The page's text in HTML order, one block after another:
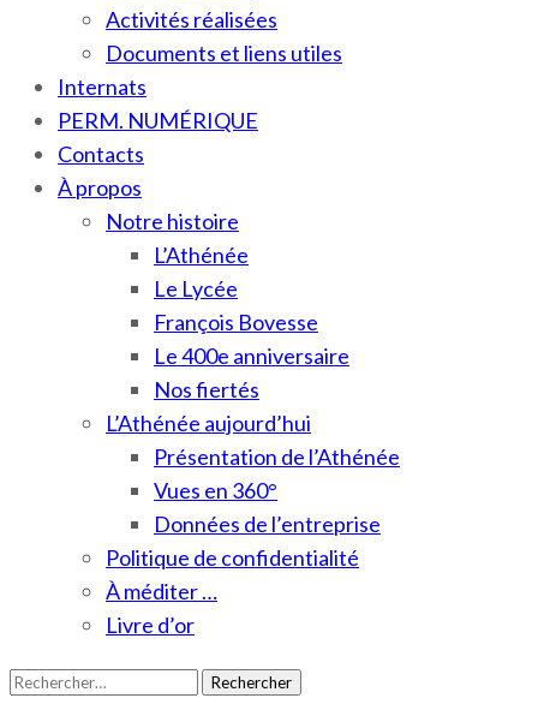
Activités réalisées
Documents et liens utiles
Internats
PERM. NUMÉRIQUE
Contacts
À propos
Notre histoire
L’Athénée
Le Lycée
François Bovesse
Le 400e anniversaire
Nos fiertés
L’Athénée aujourd’hui
Présentation de l’Athénée
Vues en 360°
Données de l’entreprise
Politique de confidentialité
À méditer …
Livre d’or
Rechercher :